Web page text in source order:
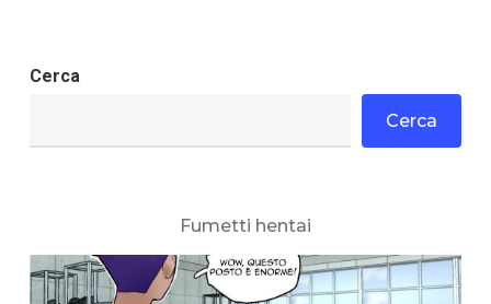
Cerca
Cerca
Fumetti hentai